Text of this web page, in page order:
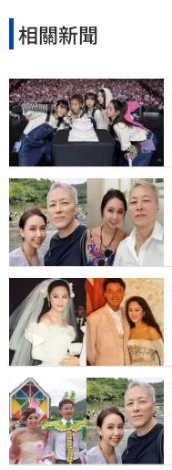
相關新聞